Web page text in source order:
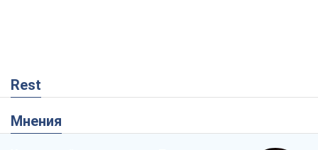
Rest
Мнения